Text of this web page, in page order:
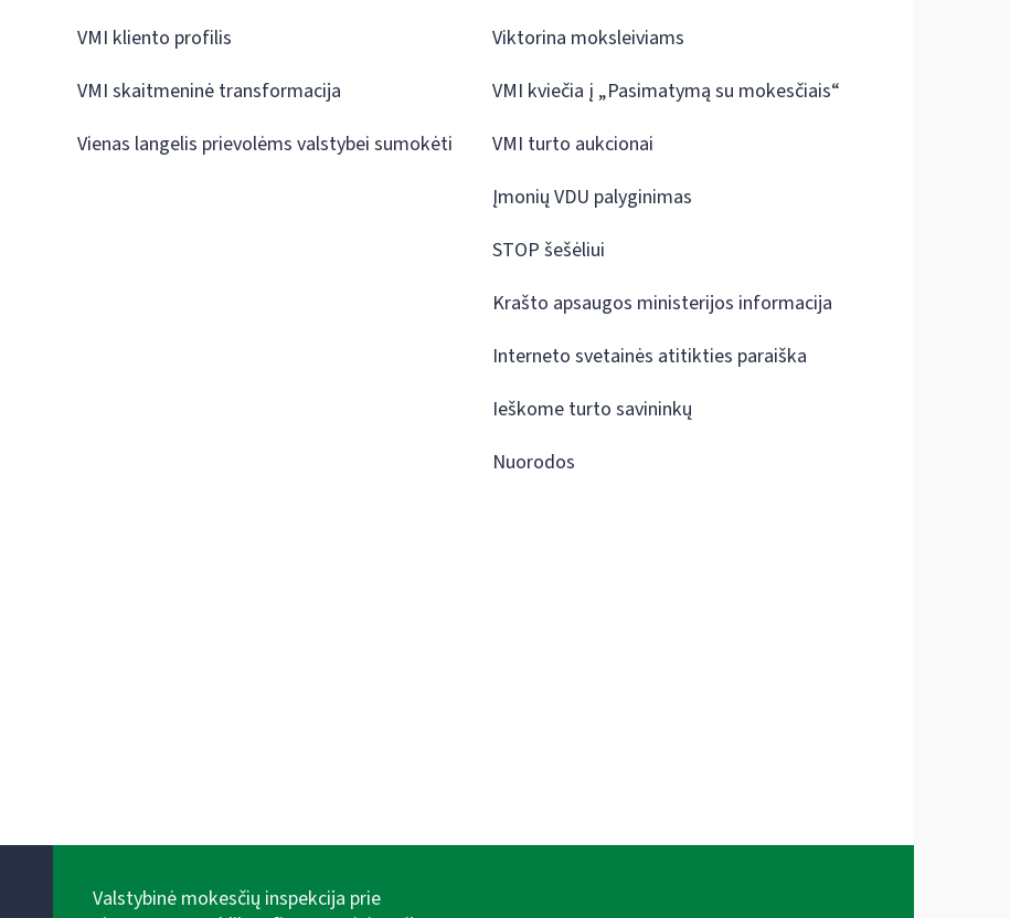
VMI kliento profilis
VMI skaitmeninė transformacija
Vienas langelis prievolėms valstybei sumokėti
Viktorina moksleiviams
VMI kviečia į „Pasimatymą su mokesčiais“
VMI turto aukcionai
Įmonių VDU palyginimas
STOP šešėliui
Krašto apsaugos ministerijos informacija
Interneto svetainės atitikties paraiška
Ieškome turto savininkų
Nuorodos
Valstybinė mokesčių inspekcija prie